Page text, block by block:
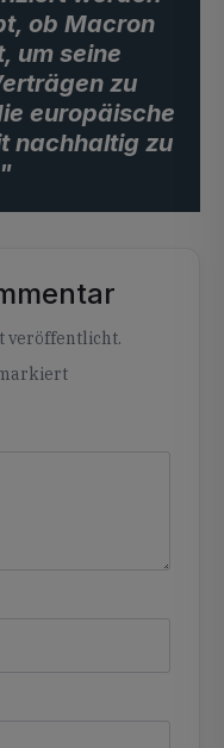
ob Macron
um seine
zu
europäische
nachhaltig zu
veröffentlicht.